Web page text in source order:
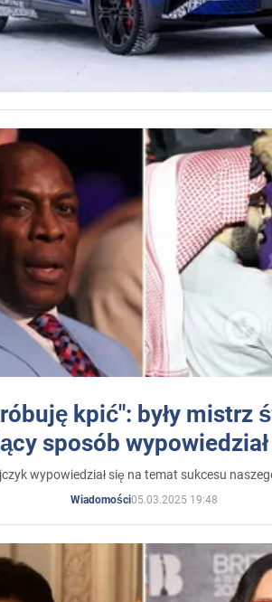
kpić": były mistrz
sposób
wypowiedział się na temat sukcesu
Wiadomości05.03.2025 19:48